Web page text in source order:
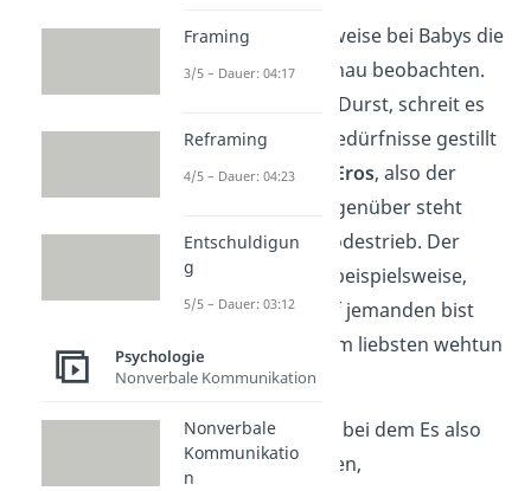
Du kannst beispielsweise bei Babys die
Vorgänge des Es genau beobachten.
Hat es Hunger oder Durst, schreit es
so lange, bis seine Bedürfnisse gestillt
werden. Das ist der
Eros, also der
Lebenstrieb. Ihm gegenüber steht
derThanatos, der Todestrieb. Der
Thanatos zeigt sich beispielsweise,
wenn du wütend auf jemanden bist
und dieser Person am liebsten wehtun
würdest.
Freud unterscheidet bei dem Es also
zwischen zwei Trieben,
Framing
3/5 – Dauer: 04:17
Reframing
4/5 – Dauer: 04:23
Entschuldigun
g
5/5 – Dauer: 03:12
Psychologie
Nonverbale Kommunikation
Nonverbale
Kommunikatio
n